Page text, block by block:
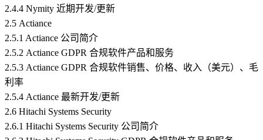
2.4.4 Nymity 近期开发/更新
2.5 Actiance
2.5.1 Actiance 公司简介
2.5.2 Actiance GDPR 合规软件产品和服务
2.5.3 Actiance GDPR 合规软件销售、价格、收入（美元）、毛
利率
2.5.4 Actiance 最新开发/更新
2.6 Hitachi Systems Security
2.6.1 Hitachi Systems Security 公司简介